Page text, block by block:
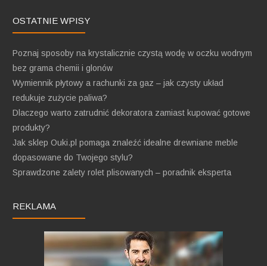
OSTATNIE WPISY
Poznaj sposoby na krystalicznie czystą wodę w oczku wodnym
bez grama chemii i glonów
Wymiennik płytowy a rachunki za gaz – jak czysty układ
redukuje zużycie paliwa?
Dlaczego warto zatrudnić dekoratora zamiast kupować gotowe
produkty?
Jak sklep Ouki.pl pomaga znaleźć idealne drewniane meble
dopasowane do Twojego stylu?
Sprawdzone zalety rolet plisowanych – poradnik eksperta
REKLAMA